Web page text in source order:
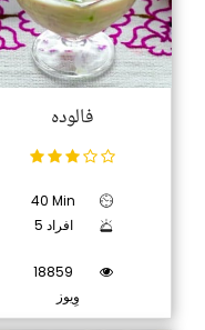
فالودہ
40 Min
5 افراد
18859
وِیوز